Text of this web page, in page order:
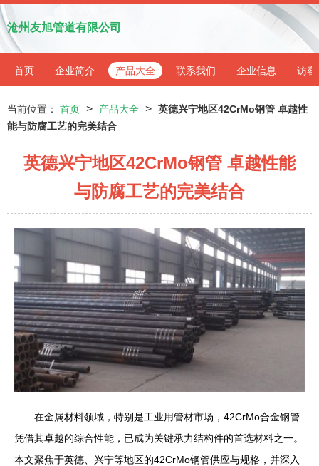
沧州友旭管道有限公司
首页 企业简介 产品大全 联系我们 企业信息 访客
当前位置： 首页 > 产品大全 > 英德兴宁地区42CrMo钢管 卓越性
能与防腐工艺的完美结合
英德兴宁地区42CrMo钢管 卓越性能
与防腐工艺的完美结合
在金属材料领域，特别是工业用管材市场，42CrMo合金钢管
凭借其卓越的综合性能，已成为关键承力结构件的首选材料之一。
本文聚焦于英德、兴宁等地区的42CrMo钢管供应与规格，并深入